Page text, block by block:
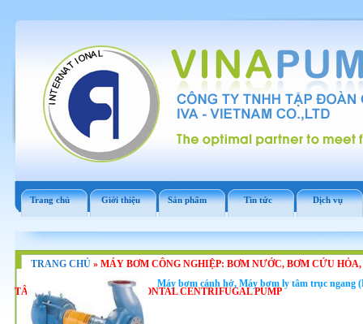
Trang chủ Giới thiệu Sản phẩm Tin tức Dịch vụ
TRANG CHỦ» MÁY BƠM CÔNG NGHIỆP: BƠM NƯỚC, BƠM CỨU
TÂM TRỤC NGANG, HORIZONTAL CENTRIFUGAL PUMP
Máy bơm cánh hở, Máy bơm ly tâm trục ngang